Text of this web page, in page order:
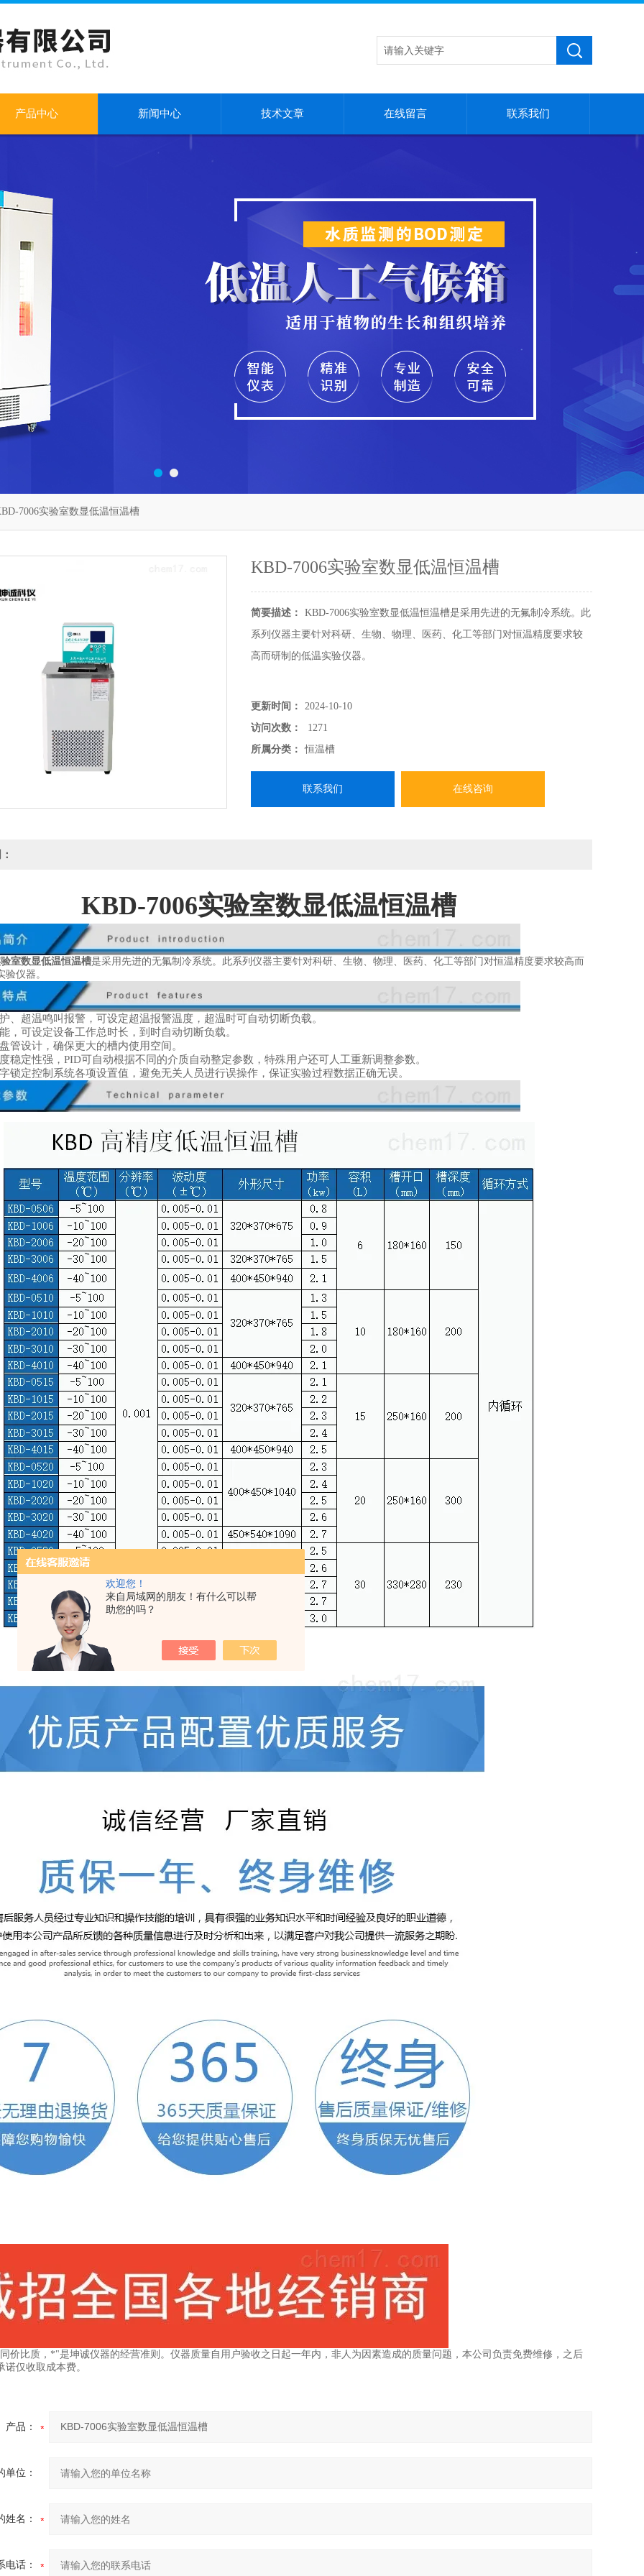
欢迎您！
来自局域网的朋友！有什么可以帮
助您的吗？
产品中心 新闻中心 技术文章 在线留言 联系我们
7006实验室数显低温恒温槽
KBD-7006实验室数显低温恒温槽
简要描述：
KBD-7006实验室数显低温恒温槽是采用先进的无氟制冷系统。此
系列仪器主要针对科研、生物、物理、医药、化工等部门对恒温精度要求较
高而研制的低温实验仪器。
更新时间：
2024-10-10
访问次数：
1271
所属分类：
恒温槽
联系我们 在线咨询
KBD-7006实验室数显低温恒温槽
室数显低温恒温槽是采用先进的无氟制冷系统。此系列仪器主要针对科研、生物、物理、医药、化工等部门对恒温精度要求较高而
验仪器。
、超温鸣叫报警，可设定超温报警温度，超温时可自动切断负载。
，可设定设备工作总时长，到时自动切断负载。
管设计，确保更大的槽内使用空间。
稳定性强， PID可自动根据不同的介质自动整定参数，特殊用户还可人工重新调整参数。
锁定控制系统各项设置值，避免无关人员进行误操作，保证实验过程数据正确无误。
价比质，*"是坤诚仪器的经营准则。仪器质量自用户验收之日起一年内，非人为因素造成的质量问题，本公司负责免费维修，之后
诺仅收取成本费。
产品：
单位：
姓名：
电话：